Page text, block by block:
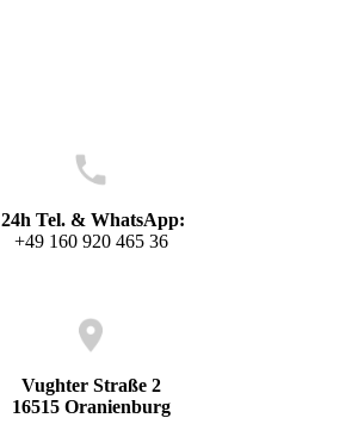
24h Tel. & WhatsApp:
+49 160 920 465 36
Vughter Straße 2
16515 Oranienburg